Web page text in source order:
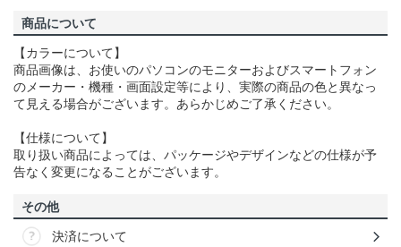
商品について
【カラーについて】
商品画像は、お使いのパソコンのモニターおよびスマートフォン
のメーカー・機種・画面設定等により、実際の商品の色と異なっ
て見える場合がございます。あらかじめご了承ください。
【仕様について】
取り扱い商品によっては、パッケージやデザインなどの仕様が予
告なく変更になることがございます。
その他
決済について